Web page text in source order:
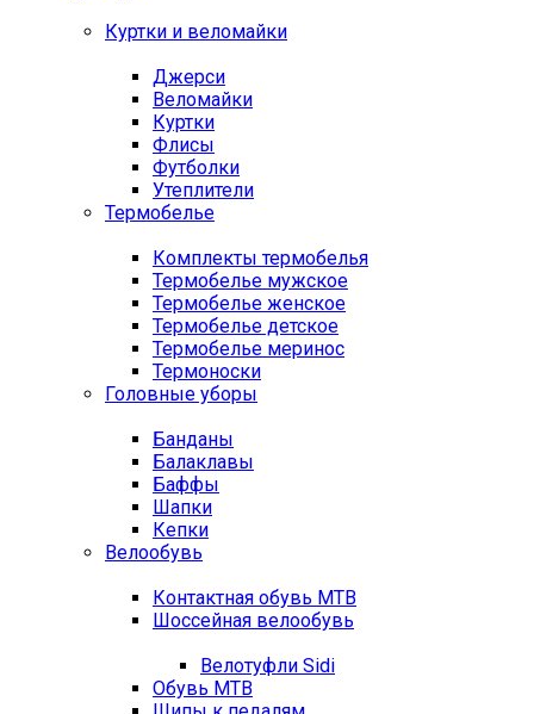
Куртки и веломайки
Джерси
Веломайки
Куртки
Флисы
Футболки
Утеплители
Термобелье
Комплекты термобелья
Термобелье мужское
Термобелье женское
Термобелье детское
Термобелье меринос
Термоноски
Головные уборы
Банданы
Балаклавы
Баффы
Шапки
Кепки
Велообувь
Контактная обувь MTB
Шоссейная велообувь
Велотуфли Sidi
Обувь MTB